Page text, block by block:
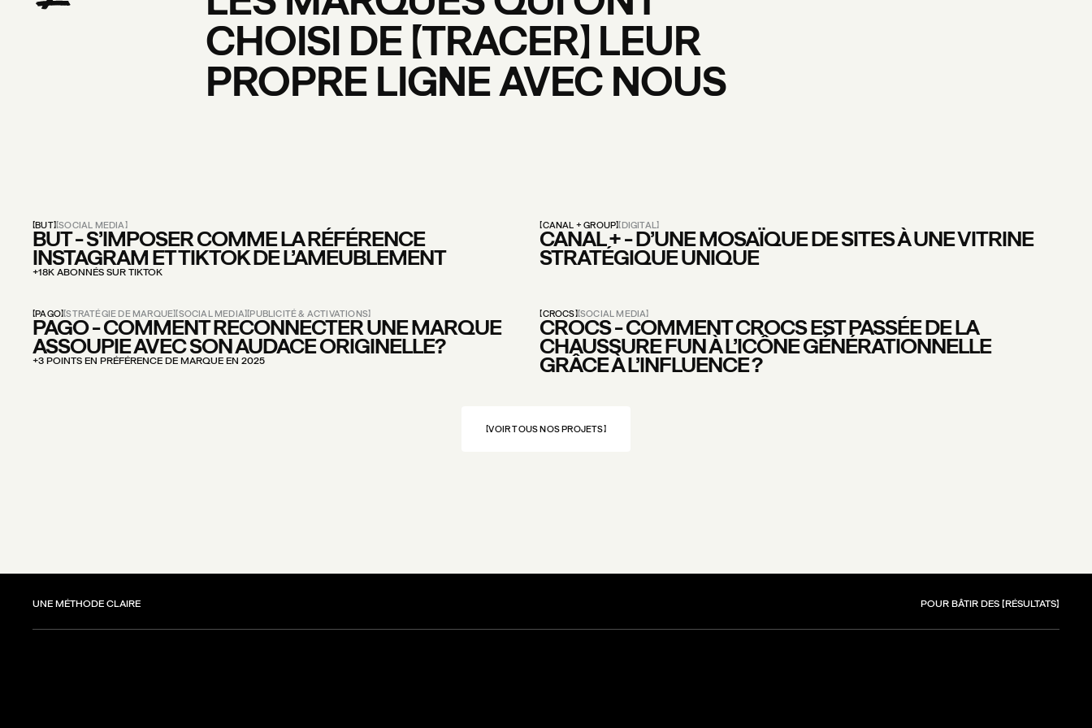
CHOISI DE TRACER LEUR
PROPRE LIGNEAVEC NOUS
BUT SOCIAL MEDIA
BUT - S’IMPOSER COMME LA RÉFÉRENCE
INSTAGRAM ET TIKTOK DE L’AMEUBLEMENT
+18K ABONNÉS SUR TIKTOK
CANAL + GROUP DIGITAL
CANAL + - D’UNE MOSAÏQUE DE SITES À UNE VITRINE
STRATÉGIQUE UNIQUE
PAGO STRATÉGIE DE MARQUE SOCIAL MEDIA PUBLICITÉ & ACTIVATIONS
PAGO - COMMENT RECONNECTER UNE MARQUE
ASSOUPIE AVEC SON AUDACE ORIGINELLE?
+3 POINTS EN PRÉFÉRENCE DE MARQUE EN 2025
CROCS SOCIAL MEDIA
CROCS - COMMENT CROCS EST PASSÉE DE LA
CHAUSSURE FUN À L’ICÔNE GÉNÉRATIONNELLE
GRÂCE À L’INFLUENCE ?
VOIR TOUS NOS PROJETS
UNE MÉTHODE CLAIRE POUR BÂTIR DES RÉSULTATS